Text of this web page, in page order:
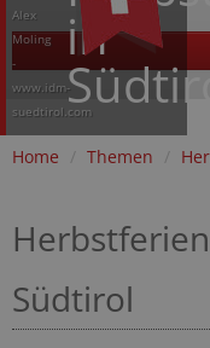
in
Alex
Moling
-
www.idm-
suedtirol.com
Home / Themen /
Südtirol